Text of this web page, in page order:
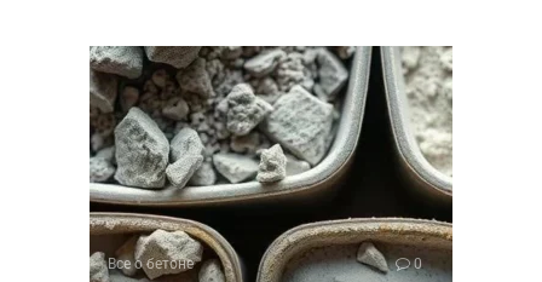
Все о бетоне 0